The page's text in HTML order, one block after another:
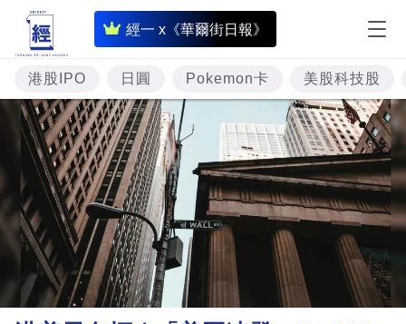
經一 x《華爾街日報》
即
時
財
經
專
題
投
資
樓
市
理
港股IPO 日圓 Pokemon卡 美股科技股